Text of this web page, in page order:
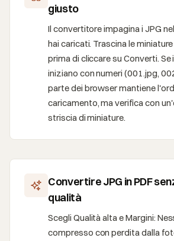
giusto
Il convertitore impagina i JPG
hai caricati. Trascina le
prima di cliccare su Converti. Se
iniziano con numeri (001.jpg,
parte dei browser mantiene
caricamento, ma verifica con
striscia di miniature.
Convertire JPG in PDF
qualità
Scegli Qualità alta e Margini:
compresso con perdita dalla